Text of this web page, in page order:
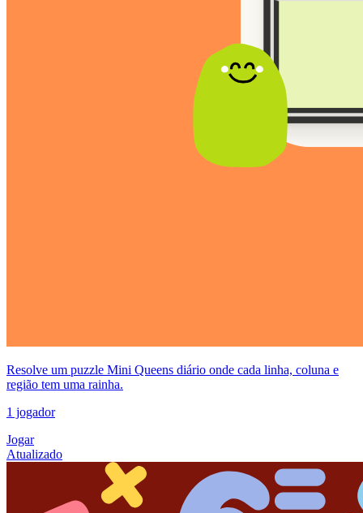
Resolve um puzzle Mini Queens diário onde cada linha, coluna e
região tem uma rainha.
1 jogador
Jogar
Atualizado